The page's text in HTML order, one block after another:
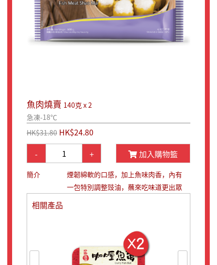
魚肉燒賣 140克 x 2
急凍-18℃
HK$31.80 HK$24.80
-
+ 加入購物籃
簡介
煙韌綿軟的口感，加上魚味肉香，內有
一包特別調整豉油，蘸來吃味道更出眾
相關產品